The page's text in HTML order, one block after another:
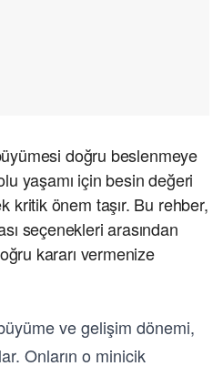
doğru beslenmeye
yaşamı için besin değeri
kritik önem taşır. Bu rehber,
seçenekleri arasından
kararı vermenize
ve gelişim dönemi,
Onların o minicik